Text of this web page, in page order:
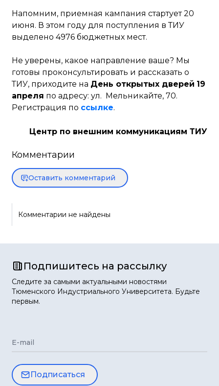
Напомним, приемная кампания стартует 20
июня. В этом году для поступления в ТИУ
выделено 4976 бюджетных мест.
Не уверены, какое направление ваше? Мы
готовы проконсультировать и рассказать о
ТИУ, приходите на День открытых дверей 19
апреля по адресу: ул. Мельникайте, 70.
Регистрация по ссылке.
Центр по внешним коммуникациям ТИУ
Комментарии
Оставить комментарий
Комментарии не найдены
Подпишитесь на рассылку
Следите за самыми актуальными новостями
Тюменского Индустриального Университета. Будьте
первым.
E-mail
Подписаться